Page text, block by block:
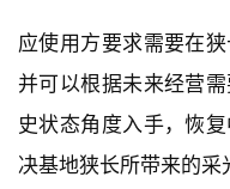
应使用方要求需要在
并可以根据未来经营
史状态角度入手，恢
决基地狭长所带来的采